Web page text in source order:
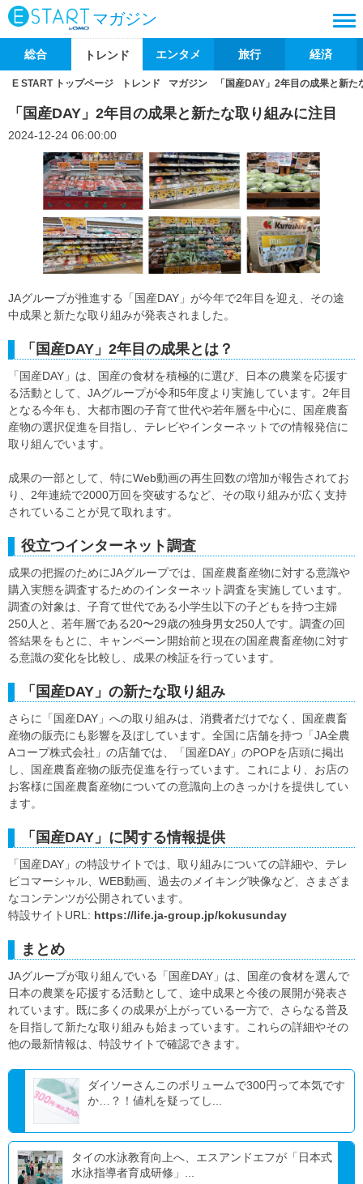
マガジン
総合 トレンド エンタメ 旅行 経済
E START トップページ トレンド マガジン 「国産DAY」2年目の成果と新
「国産DAY」2年目の成果と新たな取り組みに注目
2024-12-24 06:00:00
JAグループが推進する「国産DAY」が今年で2年目を迎え、その途
中成果と新たな取り組みが発表されました。
「国産DAY」2年目の成果とは？
「国産DAY」は、国産の食材を積極的に選び、日本の農業を応援す
る活動として、JAグループが令和5年度より実施しています。2年目
となる今年も、大都市圏の子育て世代や若年層を中心に、国産農畜
産物の選択促進を目指し、テレビやインターネットでの情報発信に
取り組んでいます。
成果の一部として、特にWeb動画の再生回数の増加が報告されてお
り、2年連続で2000万回を突破するなど、その取り組みが広く支持
されていることが見て取れます。
役立つインターネット調査
成果の把握のためにJAグループでは、国産農畜産物に対する意識や
購入実態を調査するためのインターネット調査を実施しています。
調査の対象は、子育て世代である小学生以下の子どもを持つ主婦
250人と、若年層である20〜29歳の独身男女250人です。調査の回
答結果をもとに、キャンペーン開始前と現在の国産農畜産物に対す
る意識の変化を比較し、成果の検証を行っています。
「国産DAY」の新たな取り組み
さらに「国産DAY」への取り組みは、消費者だけでなく、国産農畜
産物の販売にも影響を及ぼしています。全国に店舗を持つ「JA全農
Aコープ株式会社」の店舗では、「国産DAY」のPOPを店頭に掲出
し、国産農畜産物の販売促進を行っています。これにより、お店の
お客様に国産農畜産物についての意識向上のきっかけを提供してい
ます。
「国産DAY」に関する情報提供
「国産DAY」の特設サイトでは、取り組みについての詳細や、テレ
ビコマーシャル、WEB動画、過去のメイキング映像など、さまざま
なコンテンツが公開されています。
特設サイトURL: https://life.ja-group.jp/kokusunday
まとめ
JAグループが取り組んでいる「国産DAY」は、国産の食材を選んで
日本の農業を応援する活動として、途中成果と今後の展開が発表さ
れています。既に多くの成果が上がっている一方で、さらなる普及
を目指して新たな取り組みも始まっています。これらの詳細やその
他の最新情報は、特設サイトで確認できます。
ダイソーさんこのボリュームで300円って本気です
か…？！値札を疑ってし...
タイの水泳教育向上へ、エスアンドエフが「日本式
水泳指導者育成研修」...